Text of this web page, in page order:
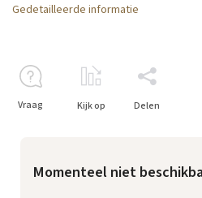
Momenteel niet
Gedetailleerde informatie
Vraag Kijk op Delen